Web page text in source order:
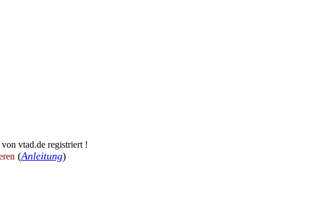
vtad.de registriert !
(Anleitung)